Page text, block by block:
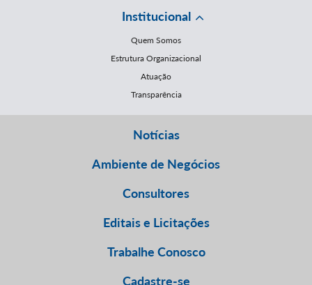
Institucional
Quem Somos
Estrutura Organizacional
Atuação
Transparência
Notícias
Ambiente de Negócios
Consultores
Editais e Licitações
Trabalhe Conosco
Cadastre-se